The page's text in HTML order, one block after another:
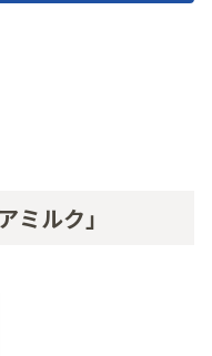
ミルク」